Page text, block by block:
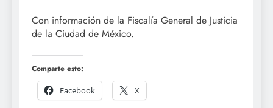
Con información de la Fiscalía General de Justicia
de la Ciudad de México.
Comparte esto:
Facebook
X